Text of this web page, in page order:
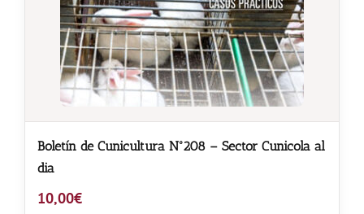
Boletín de Cunicultura Nº208 – Sector Cunicola al
dia
10,00€